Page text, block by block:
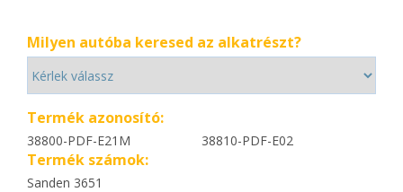
Milyen autóba keresed az alkatrészt?
Termék azonosító:
38800-PDF-E21M 38810-PDF-E02
Termék számok:
Sanden 3651